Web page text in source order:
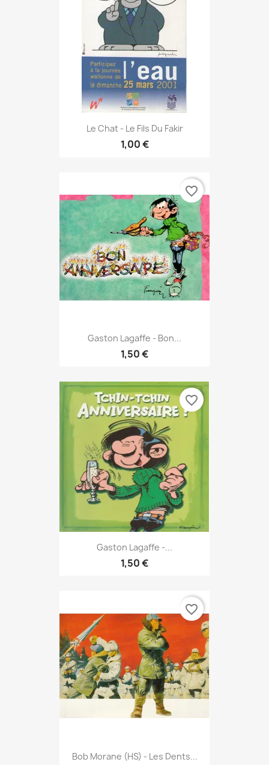
Le Chat - Le Fils Du Fakir
1,00 €
Gaston Lagaffe - Bon...
1,50 €
favorite_border
Gaston Lagaffe -...
1,50 €
favorite_border
Bob Morane (HS) - Les Dents...
favorite_border